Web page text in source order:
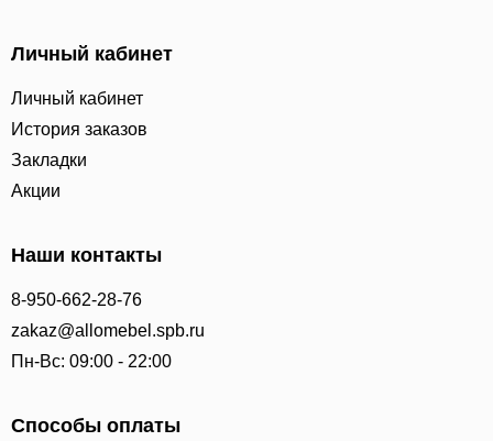
Личный кабинет
Личный кабинет
История заказов
Закладки
Акции
Наши контакты
8-950-662-28-76
zakaz@allomebel.spb.ru
Пн-Вс: 09:00 - 22:00
Способы оплаты